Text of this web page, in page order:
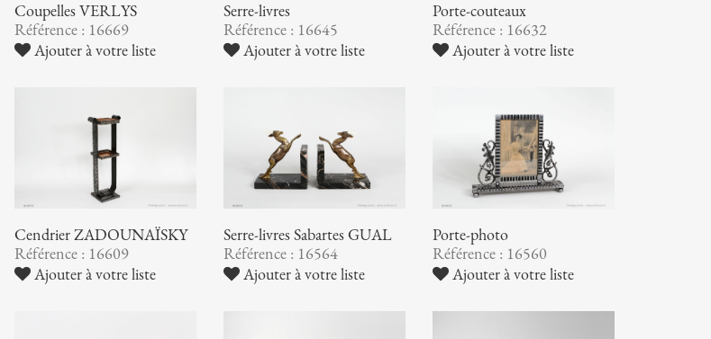
Coupelles VERLYS
Référence : 16669
Ajouter à votre liste
Serre-livres
Référence : 16645
Ajouter à votre liste
Porte-couteaux
Référence : 16632
Ajouter à votre liste
Cendrier ZADOUNAÏSKY
Référence : 16609
Ajouter à votre liste
Serre-livres Sabartes GUAL
Référence : 16564
Ajouter à votre liste
Porte-photo
Référence : 16560
Ajouter à votre liste